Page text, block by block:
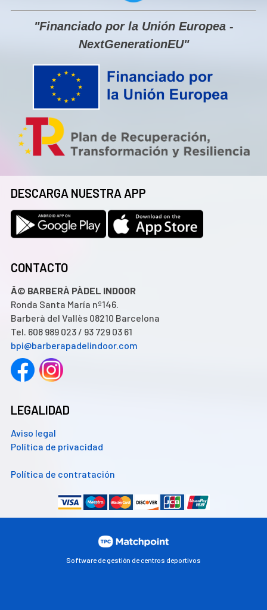
"Financiado por la Unión Europea -
NextGenerationEU"
DESCARGA NUESTRA APP
CONTACTO
Â© BARBERÀ PÀDEL INDOOR
Ronda Santa María nº146.
Barberà del Vallès 08210 Barcelona
Tel. 608 989 023 / 93 729 03 61
bpi@barberapadelindoor.com
LEGALIDAD
Aviso legal
Política de privacidad
Política de contratación
Software de gestión de centros deportivos